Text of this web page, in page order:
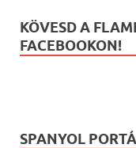
KÖVESD A
FACEBOOKON!
SPANYOL